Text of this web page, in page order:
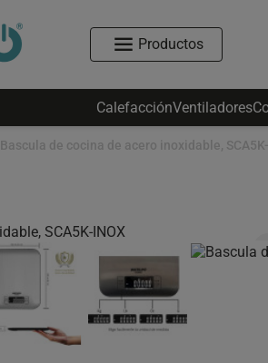
Productos
CalefacciónVentiladores
Bascula de cocina de acero inoxidable,